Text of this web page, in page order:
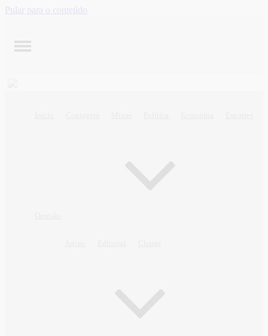
Pular para o conteúdo